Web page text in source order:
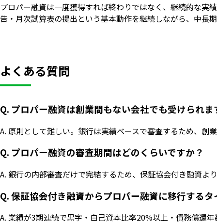
プロパー融資は一度獲得すれば終わりではなく、継続的な実
告・月次試算表の提出という基本動作を継続しながら、中長
よくある質問
Q. プロパー融資は創業間もない会社でも受けられま
A. 原則として難しい。銀行は実績ベースで審査するため、
Q. プロパー融資の審査期間はどのくらいですか？
A. 銀行の内部審査だけで完結するため、保証協会付き融資
Q. 保証協会付き融資からプロパー融資に移行する
A. 業績が3期連続で黒字・自己資本比率20%以上・債務償還